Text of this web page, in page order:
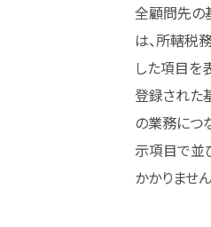
全顧問先の
は、所轄税
した項目を
登録された
の業務につ
示項目で並
かかりません